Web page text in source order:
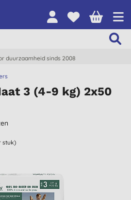
duurzaamheid sinds 2008
3 (4-9 kg) 2x50
stuk)